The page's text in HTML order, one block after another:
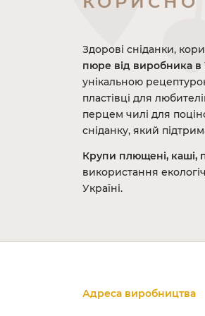
Здорові сніданки,
пюре від виробника в
унікальною
пластівці для
перцем чилі для
сніданку, який
Крупи плющені, каші,
використання
Україні.
Адреса виробництва